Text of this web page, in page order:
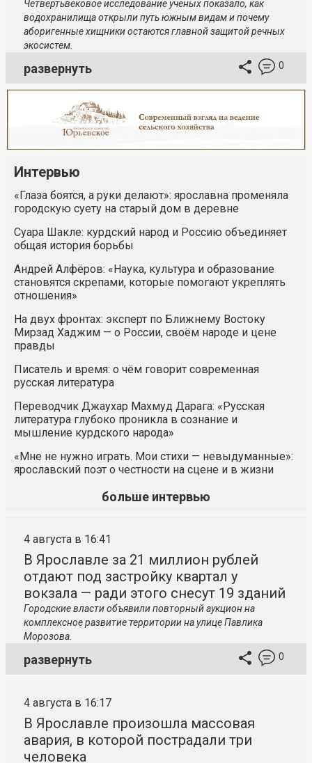
Четвертьвековое исследование учёных показало, как
водохранилища открыли путь южным видам и почему
аборигенные хищники остаются главной защитой речных
экосистем.
развернуть 0
Интервью
«Глаза боятся, а руки делают»: ярославна променяла
городскую суету на старый дом в деревне
Суара Шакле: курдский народ и Россию объединяет
общая история борьбы
Андрей Алфёров: «Наука, культура и образование
становятся скрепами, которые помогают укреплять
отношения»
На двух фронтах: эксперт по Ближнему Востоку
Мирзад Хаджим — о России, своём народе и цене
правды
Писатель и время: о чём говорит современная
русская литература
Переводчик Джаухар Махмуд Дарага: «Русская
литература глубоко проникла в сознание и
мышление курдского народа»
«Мне не нужно играть. Мои стихи — невыдуманные»:
ярославский поэт о честности на сцене и в жизни
больше интервью
4 августа в 16:41
В Ярославле за 21 миллион рублей
отдают под застройку квартал у
вокзала — ради этого снесут 19 зданий
Городские власти объявили повторный аукцион на
комплексное развитие территории на улице Павлика
Морозова.
развернуть 0
4 августа в 16:17
В Ярославле произошла массовая
авария, в которой пострадали три
человека